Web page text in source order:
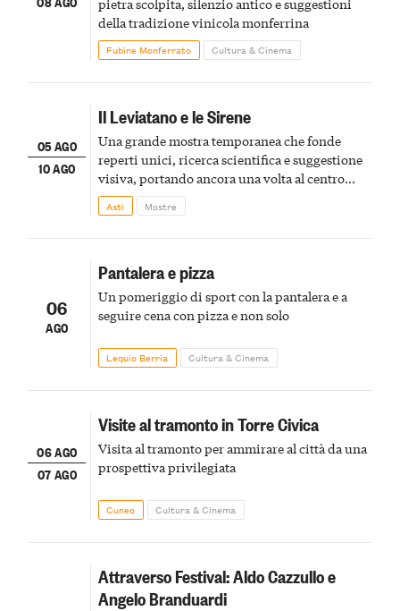
della tradizione vinicola monferrina
Fubine Monferrato Cultura & Cinema
05 AGO
10 AGO
Il Leviatano e le Sirene
Una grande mostra temporanea che fonde
reperti unici, ricerca scientifica e suggestione
visiva, portando ancora una volta al centro
della scena le meraviglie del passato astigiano
Asti Mostre
06
AGO
Pantalera e pizza
Un pomeriggio di sport con la pantalera e a
seguire cena con pizza e non solo
Lequio Berria Cultura & Cinema
06 AGO
07 AGO
Visite al tramonto in Torre Civica
Visita al tramonto per ammirare al città da una
prospettiva privilegiata
Cuneo Cultura & Cinema
Attraverso Festival: Aldo Cazzullo e
Angelo Branduardi